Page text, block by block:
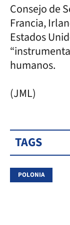
Consejo de
Francia,
Estados
humanos.
(JML)
TAGS
POLONIA